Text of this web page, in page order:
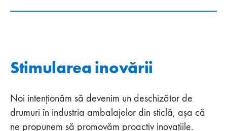
Stimularea inovării
Noi intenționăm să devenim un deschizător de
drumuri în industria ambalajelor din sticlă, așa că
ne propunem să promovăm proactiv inovațiile.